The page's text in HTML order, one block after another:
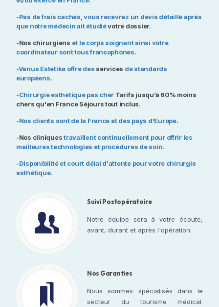
aventure je le conseil
vivement à partir du
principe où vous y aller
une intervention médical
vacances . Encore merci
a toute l équipe et à
Monsieur Adel qui
mérité d être a nouveau
étoiles ⭐️ il fera juste
référencement de l
accueil non chaleureux
du restaurant . Pour le
-Pas de frais cachés, vous recevrez un devis détaillé après
que notre médecin ait étudiévotre dossier.
-Nos chirurgiens et le corps soignant ainsi votre
coordinateur sont tous francophones.
-Venus Estetika offre des services de standards
européens.
-Chirurgie esthétique pas cher Tarifs jusqu’à 60% moins
chers qu'en France Séjours tout inclus.
-Nos clients sont de la France et des pays d'Europe.
-Nos cliniquestravaillent continuellement pour offrir les
meilleures technologies et procédures de soin.
-Disponibilité et court délai d'attente pour votre chirurgie
esthétique.
Suivi Postopératoire
Notre équipe sera à votre écoute,
avant, durant et après l'opération.
Nos Garanties
Nous sommes spécialisés dans le
secteur du tourisme médical.